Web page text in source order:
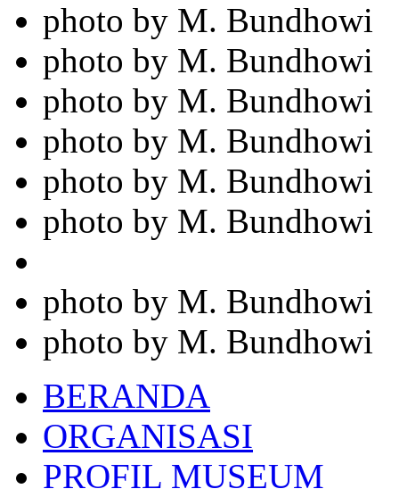
photo by M. Bundhowi
photo by M. Bundhowi
photo by M. Bundhowi
photo by M. Bundhowi
photo by M. Bundhowi
photo by M. Bundhowi
photo by M. Bundhowi
photo by M. Bundhowi
BERANDA
ORGANISASI
PROFIL MUSEUM